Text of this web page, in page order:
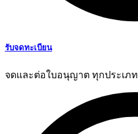
รับจดทะเบียน
จดและต่อใบอนุญาต ทุกประเภท